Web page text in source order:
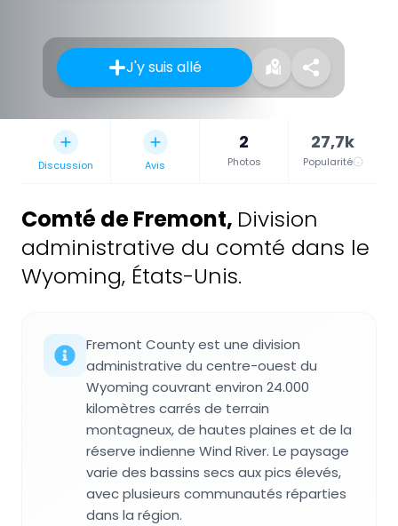
J'y suis allé
Discussion Avis
2
Photos
27,7k
Popularité
Comté de Fremont, Division
administrative du comté dans le
Wyoming, États-Unis.
Fremont County est une division
administrative du centre-ouest du
Wyoming couvrant environ 24.000
kilomètres carrés de terrain
montagneux, de hautes plaines et de la
réserve indienne Wind River. Le paysage
varie des bassins secs aux pics élevés,
avec plusieurs communautés réparties
dans la région.